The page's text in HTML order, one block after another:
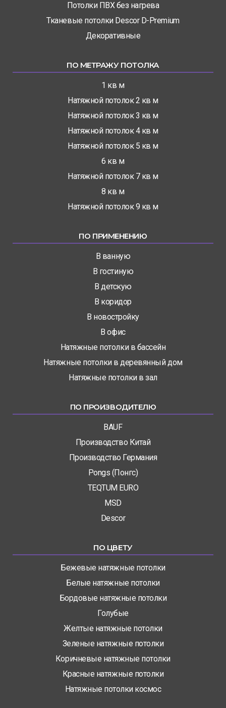
Потолки ПВХ без нагрева
Тканевые потолки Descor D-Premium
Декоративные
ПО МЕТРАЖУ ПОТОЛКА
1 кв м
Натяжной потолок 2 кв м
Натяжной потолок 3 кв м
Натяжной потолок 4 кв м
Натяжной потолок 5 кв м
6 кв м
Натяжной потолок 7 кв м
8 кв м
Натяжной потолок 9 кв м
ПО ПРИМЕНЕНИЮ
В ванную
В гостиную
В детскую
В коридор
В новостройку
В офис
Натяжные потолки в бассейн
Натяжные потолки в деревянный дом
Натяжные потолки в зал
ПО ПРОИЗВОДИТЕЛЮ
BAUF
Производство Китай
Производство Германия
Pongs (Понгс)
TEQTUM EURO
MSD
Descor
ПО ЦВЕТУ
Бежевые натяжные потолки
Белые натяжные потолки
Бордовые натяжные потолки
Голубые
Желтые натяжные потолки
Зеленые натяжные потолки
Коричневые натяжные потолки
Красные натяжные потолки
Натяжные потолки космос